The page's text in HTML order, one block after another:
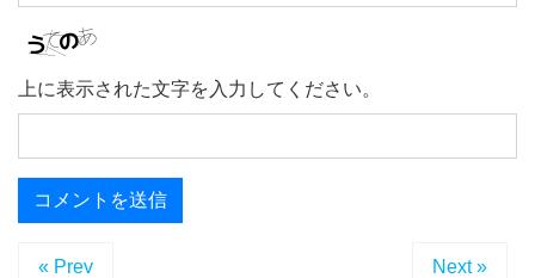
上に表示された文字を入力してください。
« Prev Next »